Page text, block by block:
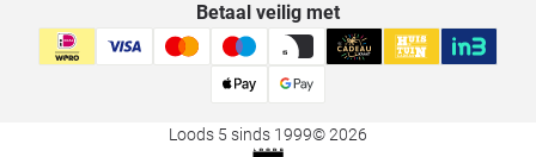
Betaal veilig met
Loods 5 sinds 1999© 2026